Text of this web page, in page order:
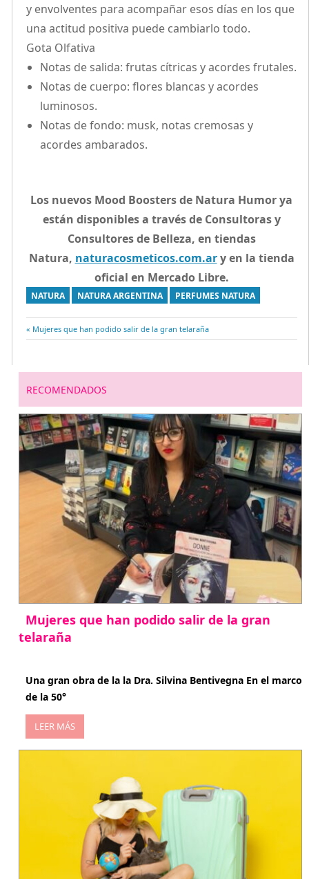
y envolventes para acompañar esos días en los que
una actitud positiva puede cambiarlo todo.
Gota Olfativa
Notas de salida: frutas cítricas y acordes frutales.
Notas de cuerpo: flores blancas y acordes
luminosos.
Notas de fondo: musk, notas cremosas y
acordes ambarados.
Los nuevos Mood Boosters de Natura Humor ya
están disponibles a través de Consultoras y
Consultores de Belleza, en tiendas
Natura, naturacosmeticos.com.ary en la tienda
oficial en Mercado Libre.
NATURA NATURA ARGENTINA PERFUMES NATURA
de
entradas
Entrada
anterior:
Mujeres que han podido salir de la gran telaraña
RECOMENDADOS
Mujeres que han podido salir de la gran
telaraña
Una gran obra de la la Dra. Silvina Bentivegna En el marco
de la 50°
LEER MÁS